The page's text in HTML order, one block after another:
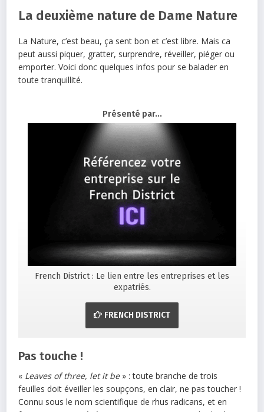
La deuxième nature de Dame Nature
La Nature, c’est beau, ça sent bon et c’est libre. Mais ca
peut aussi piquer, gratter, surprendre, réveiller, piéger ou
emporter. Voici donc quelques infos pour se balader en
toute tranquillité.
Présenté par...
French District : Le lien entre les entreprises et les
expatriés.
FRENCH DISTRICT
Pas touche !
« Leaves of three, let it be» : toute branche de trois
feuilles doit éveiller les soupçons, en clair, ne pas toucher !
Connu sous le nom scientifique de rhus radicans, et en